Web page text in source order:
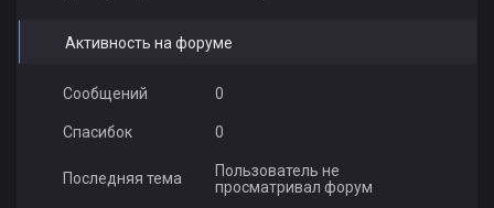
Активность на форуме
Сообщений 0
Спасибок 0
Последняя тема
Пользователь не
просматривал форум